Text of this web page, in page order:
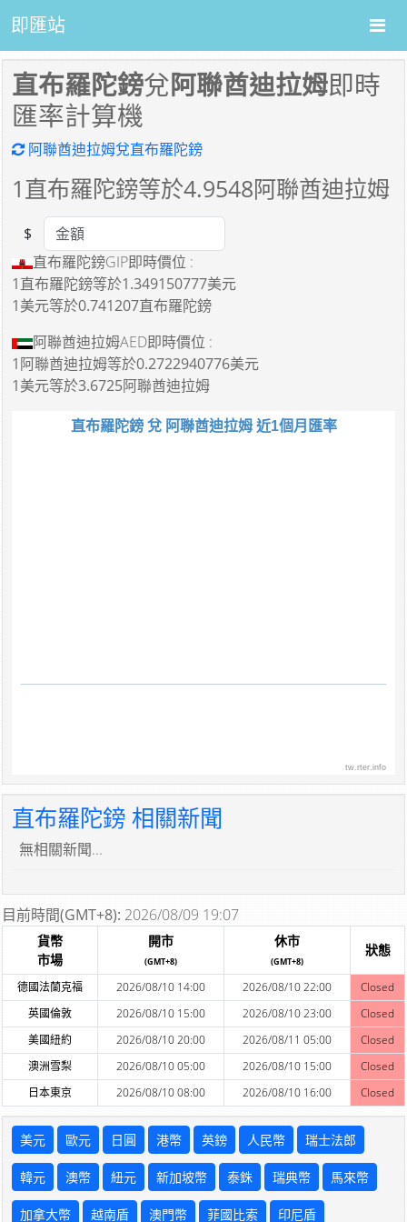
即匯站
直布羅陀鎊兌阿聯酋迪拉姆即時
匯率計算機
阿聯酋迪拉姆兌直布羅陀鎊
1 直布羅陀鎊等於4.9548阿聯酋迪拉姆
Amount
$
直布羅陀鎊GIP即時價位 :
1直布羅陀鎊等於1.349150777美元
1美元等於0.741207直布羅陀鎊
阿聯酋迪拉姆AED即時價位 :
1阿聯酋迪拉姆等於0.2722940776美元
1美元等於3.6725阿聯酋迪拉姆
直布羅陀鎊 兌 阿聯酋迪拉姆 近1個月匯率
tw.rter.info
直布羅陀鎊 相關新聞
無相關新聞...
目前時間(GMT+8): 2026/08/09 19:07
貨幣
市場
開市
(GMT+8)
休市
(GMT+8)
狀態
德國法蘭克福 2026/08/10 14:00 2026/08/10 22:00
Closed
英國倫敦
2026/08/10 15:00 2026/08/10 23:00
Closed
美國紐約
2026/08/10 20:00 2026/08/11 05:00
Closed
澳洲雪梨
2026/08/10 05:00 2026/08/10 15:00
Closed
日本東京
2026/08/10 08:00 2026/08/10 16:00 Closed
美元 歐元 日圓 港幣 英鎊 人民幣 瑞士法郎
韓元 澳幣 紐元 新加坡幣 泰銖 瑞典幣 馬來幣
加拿大幣 越南盾 澳門幣 菲國比索 印尼盾